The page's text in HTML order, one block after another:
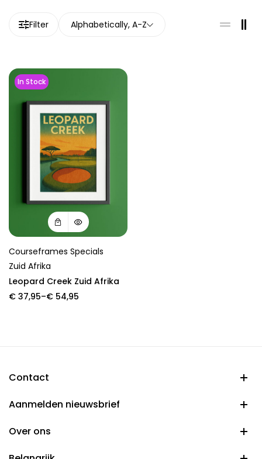
Filter Alphabetically, A-Z
In Stock
Courseframes Specials
Zuid Afrika
Leopard Creek Zuid Afrika
€ 37,95–€ 54,95
Price
Contact
Aanmelden nieuwsbrief
Over ons